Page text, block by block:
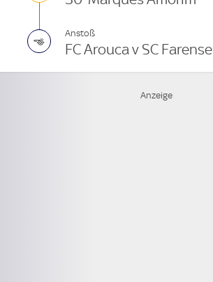
Anstoß
FC Arouca v SC Farense